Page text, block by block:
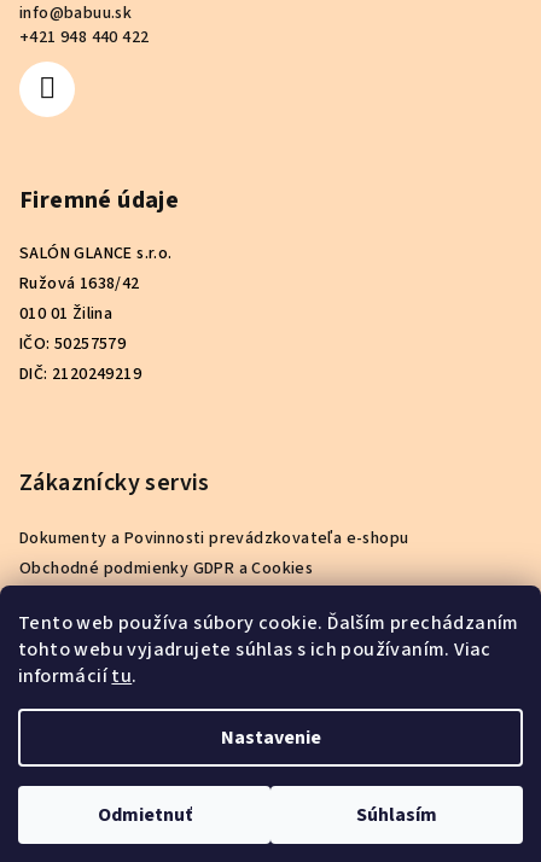
Tento web používa súbory cookie. Ďalším prechádzaním
tohto webu vyjadrujete súhlas s ich používaním. Viac
informáciítu.
Nastavenie
Odmietnuť Súhlasím
info@babuu.sk
+421 948 440 422
Firemné údaje
SALÓN GLANCE s.r.o.
Ružová 1638/42
010 01 Žilina
IČO: 50257579
DIČ: 2120249219
Zákaznícky servis
Dokumenty a Povinnosti prevádzkovateľa e-shopu
Obchodné podmienky GDPR a Cookies
Reklamačný poriadok
Ako nakupovať
Kontakty
O nás
. Všetky práva vyhradené.
Vytvoril Shoptet